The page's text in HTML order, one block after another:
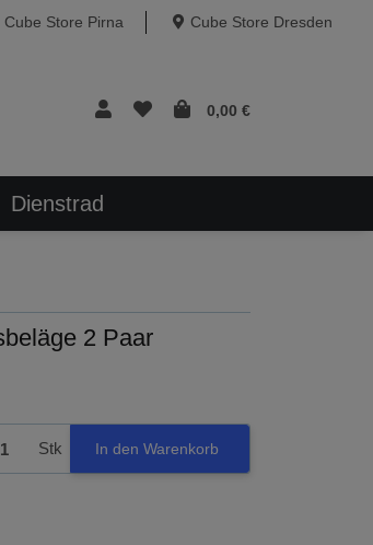
Cube Store Pirna Cube Store Dresden
0,00 €
Dienstrad
2 Paar
Stk In den Warenkorb